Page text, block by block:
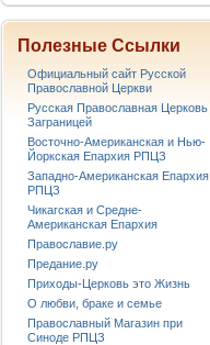
Полезные Ссылки
Официальный сайт Русской
Православной Церкви
Русская Православная Церковь
Заграницей
Восточно-Американская и Нью-
Йоркская Епархия РПЦЗ
Западно-Американская Епархия
РПЦЗ
Чикагская и Средне-
Американская Епархия
Православие.ру
Предание.ру
Приходы-Церковь это Жизнь
О любви, браке и семье
Православный Магазин при
Синоде РПЦЗ